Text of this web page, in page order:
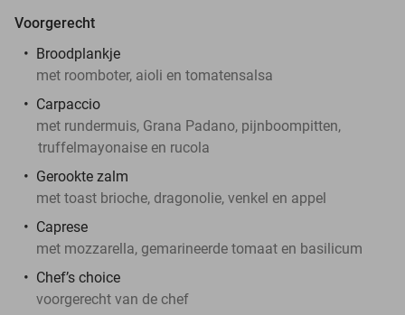
Voorgerecht
Broodplankje
met roomboter, aioli en tomatensalsa
Carpaccio
met rundermuis, Grana Padano, pijnboompitten,
truffelmayonaise en rucola
Gerookte zalm
met toast brioche, dragonolie, venkel en appel
Caprese
met mozzarella, gemarineerde tomaat en basilicum
Chef’s choice
voorgerecht van de chef